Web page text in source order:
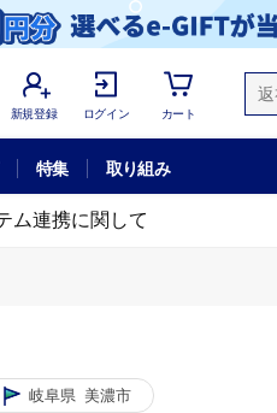
新規登録 ログイン カート
特集 取り組み
ム連携に関して
岐阜県 美濃市